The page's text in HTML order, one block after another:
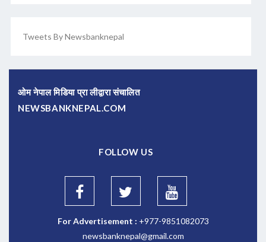
Tweets By Newsbanknepal
ओम नेपाल मिडिया प्रा लीद्वारा संचालित
NEWSBANKNEPAL.COM
FOLLOW US
For Advertisement : +977-9851082073
newsbanknepal@gmail.com